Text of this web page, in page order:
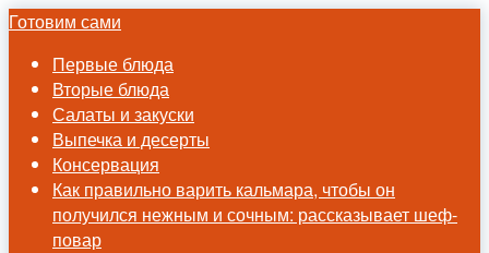
Готовим сами
Первые блюда
Вторые блюда
Салаты и закуски
Выпечка и десерты
Консервация
Как правильно варить кальмара, чтобы он
получился нежным и сочным: рассказывает шеф-
повар